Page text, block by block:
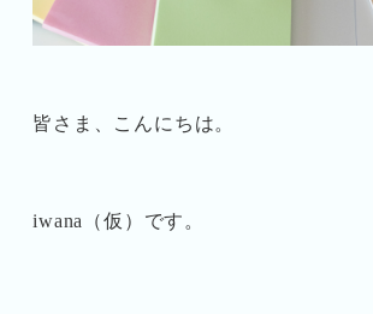
皆さま、こんにちは。
iwana（仮）です。